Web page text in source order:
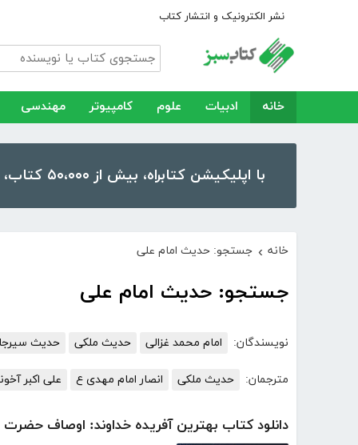
نشر الکترونیک و انتشار کتاب
خانه ادبیات علوم کامپیوتر مهندسی
با اپلیکیشن کتابراه، بیش از ۵۰،۰۰۰ کتاب، کتاب صوتی و رمان را در موبایل و تبلت خود داشته باشید!
خانه › جستجو: حدیث امام علی
جستجو: حدیث امام علی
نویسندگان: امام محمد غزالی حدیث ملکی حدیث
مترجمان: حدیث ملکی انصار امام مهدی ع علی اکبر
دانلود کتاب بهترین آفریده خداوند: اوصاف